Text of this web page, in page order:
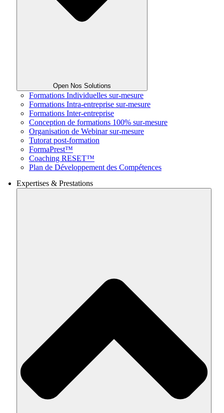
Open Nos Solutions
Formations Individuelles sur-mesure
Formations Intra-entreprise sur-mesure
Formations Inter-entreprise
Conception de formations 100% sur-mesure
Organisation de Webinar sur-mesure
Tutorat post-formation
FormaPrest™
Coaching RESET™
Plan de Développement des Compétences
Expertises & Prestations